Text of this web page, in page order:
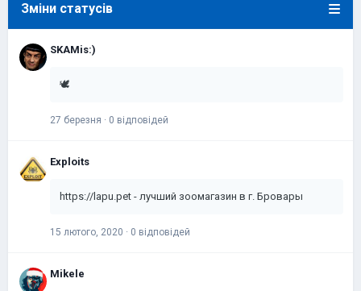
Зміни статусів
SKAMis:)
🕊️
27 березня · 0 відповідей
Exploits
https://lapu.pet - лучший зоомагазин в г. Бровары
15 лютого, 2020 · 0 відповідей
Mikele